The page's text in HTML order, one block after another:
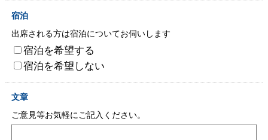
宿泊
出席される方は宿泊についてお伺いします
宿泊を希望する
宿泊を希望しない
文章
ご意見等お気軽にご記入ください。